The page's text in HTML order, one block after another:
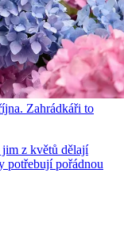
Zahrádkáři to
z květů dělají
potřebují pořádnou